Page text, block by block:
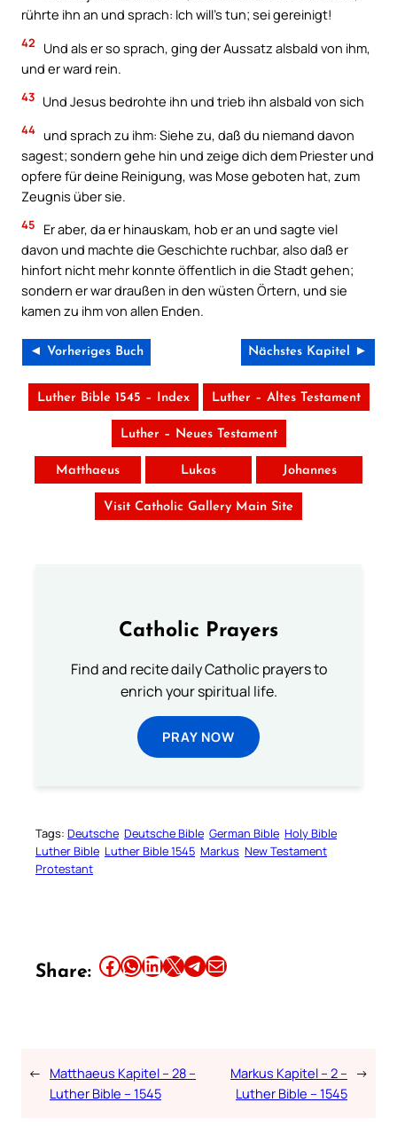
rührte ihn an und sprach: Ich will’s tun; sei gereinigt!
42
Und als er so sprach, ging der Aussatz alsbald von ihm,
und er ward rein.
43 Und Jesus bedrohte ihn und trieb ihn alsbald von sich
44 und sprach zu ihm: Siehe zu, daß du niemand davon
sagest; sondern gehe hin und zeige dich dem Priester und
opfere für deine Reinigung, was Mose geboten hat, zum
Zeugnis über sie.
45
Er aber, da er hinauskam, hob er an und sagte viel
davon und machte die Geschichte ruchbar, also daß er
hinfort nicht mehr konnte öffentlich in die Stadt gehen;
sondern er war draußen in den wüsten Örtern, und sie
kamen zu ihm von allen Enden.
◄ Vorheriges Buch Nächstes Kapitel ►
Luther Bible 1545 – Index Luther – Altes Testament
Luther – Neues Testament
Matthaeus Lukas Johannes
Visit Catholic Gallery Main Site
Catholic Prayers
Find and recite daily Catholic prayers to
enrich your spiritual life.
PRAY NOW
Tags: Deutsche Deutsche Bible German Bible Holy Bible
Luther Bible Luther Bible 1545 Markus New Testament
Protestant
Share: Share this article on Facebook Share this article on WhatsApp Share this article on LinkedIn Share this article on X Share this article on TelegramEmail this Article
← Matthaeus Kapitel – 28 –
Luther Bible – 1545
Markus Kapitel – 2 –
Luther Bible – 1545
→